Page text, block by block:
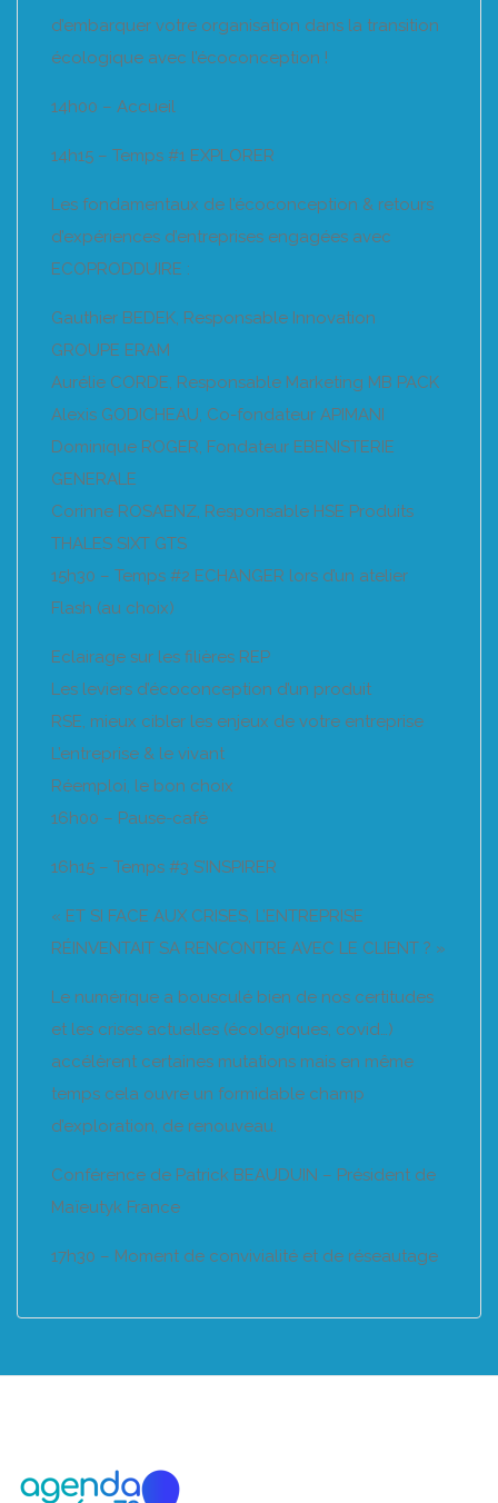
d’embarquer votre organisation dans la transition
écologique avec l’écoconception !
14h00 – Accueil
14h15 – Temps #1 EXPLORER
Les fondamentaux de l’écoconception & retours
d’expériences d’entreprises engagées avec
ECOPRODDUIRE :
Gauthier BEDEK, Responsable Innovation
GROUPE ERAM
Aurélie CORDE, Responsable Marketing MB PACK
Alexis GODICHEAU, Co-fondateur APIMANI
Dominique ROGER, Fondateur EBENISTERIE
GENERALE
Corinne ROSAENZ, Responsable HSE Produits
THALES SIXT GTS
15h30 – Temps #2 ECHANGER lors d’un atelier
Flash (au choix)
Eclairage sur les filières REP
Les leviers d’écoconception d’un produit
RSE, mieux cibler les enjeux de votre entreprise
L’entreprise & le vivant
Réemploi, le bon choix
16h00 – Pause-café
16h15 – Temps #3 S’INSPIRER
« ET SI FACE AUX CRISES, L’ENTREPRISE
RÉINVENTAIT SA RENCONTRE AVEC LE CLIENT ? »
Le numérique a bousculé bien de nos certitudes
et les crises actuelles (écologiques, covid…)
accélèrent certaines mutations mais en même
temps cela ouvre un formidable champ
d’exploration, de renouveau.
Conférence de Patrick BEAUDUIN – Président de
Maïeutyk France
17h30 – Moment de convivialité et de réseautage